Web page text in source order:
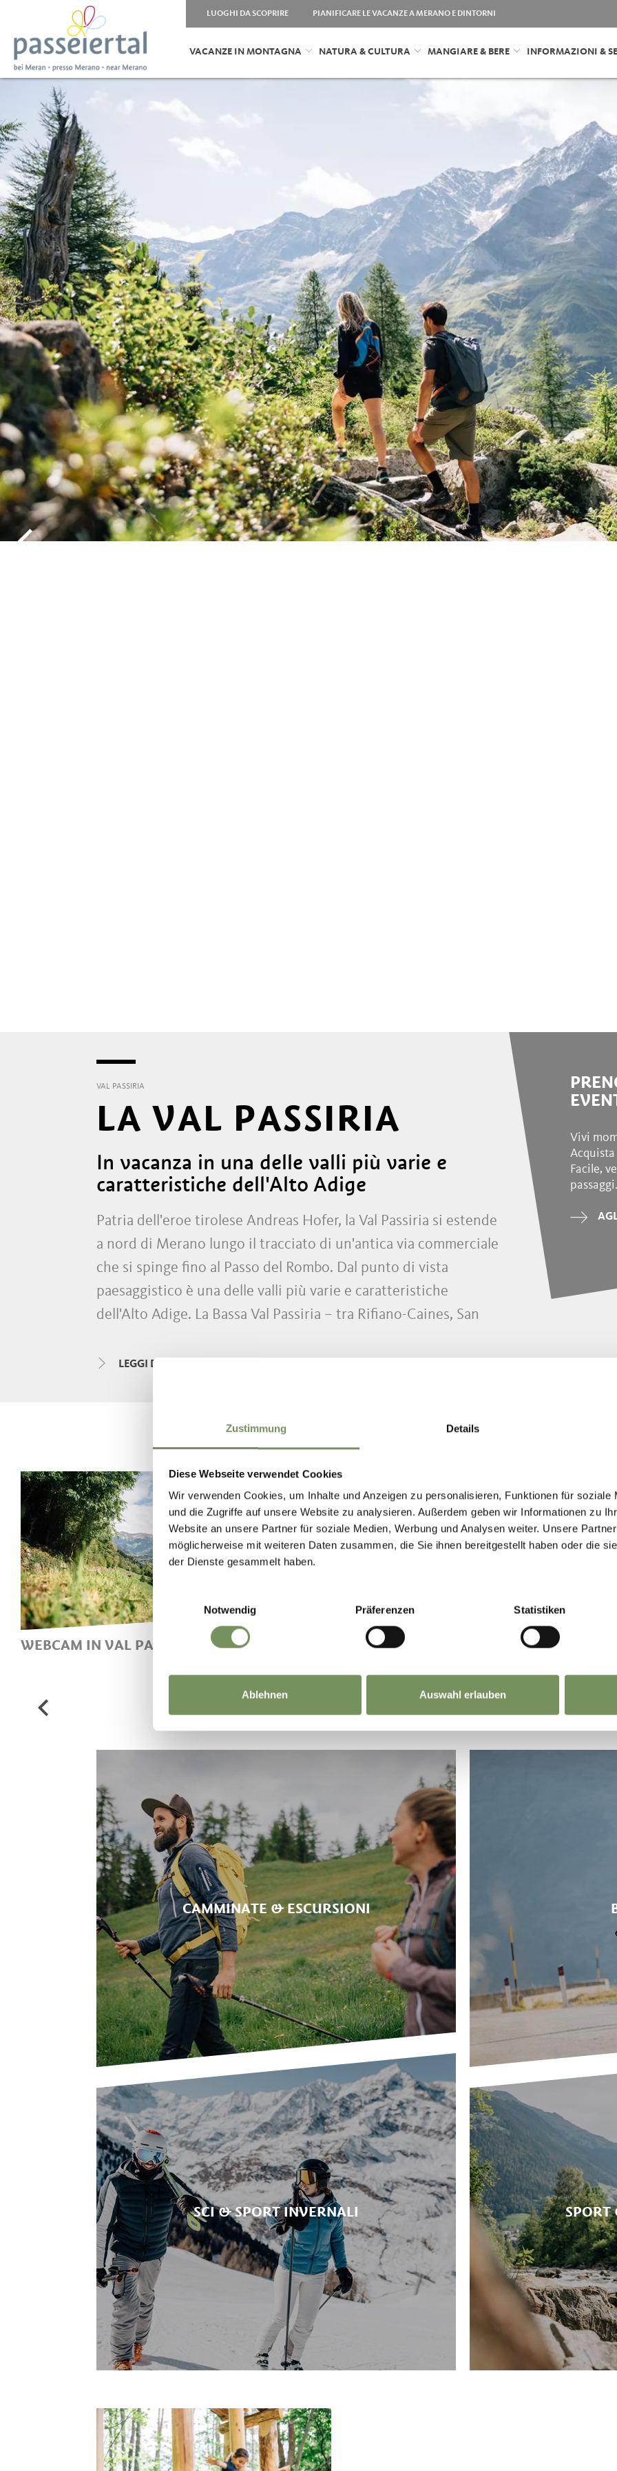
Zustimmung Details
Diese Webseite verwendet Cookies
Wir verwenden Cookies, um Inhalte und Anzeigen zu personalisieren, Funktionen für soziale
und die Zugriffe auf unsere Website zu analysieren. Außerdem geben wir Informationen zu
Website an unsere Partner für soziale Medien, Werbung und Analysen weiter. Unsere
möglicherweise mit weiteren Daten zusammen, die Sie ihnen bereitgestellt haben oder die
der Dienste gesammelt haben.
Einwilligungsauswahl
Notwendig
Präferenzen Statistiken
Ablehnen Auswahl erlauben
LUOGHI DA SCOPRIRE PIANIFICARE LE VACANZE A MERANO E DINTORNI
VACANZE IN MONTAGNA NATURA & CULTURA MANGIARE & BERE INFORMAZIONI &
VAL PASSIRIA
LA VAL PASSIRIA
In vacanza in una delle valli più varie e
caratteristiche dell'Alto Adige
Patria dell'eroe tirolese Andreas Hofer, la Val Passiria si estende
a nord di Merano lungo il tracciato di un'antica via commerciale
che si spinge fino al Passo del Rombo. Dal punto di vista
paesaggistico è una delle valli più varie e caratteristiche
dell'Alto Adige. La Bassa Val Passiria – tra Rifiano-Caines, San
turista con i propri spazi ampi, il paesaggio naturale dai tratti
consacrata alla mobilità dolce – incanta per il proprio paesaggio
posizione protetta a nord, i 300 giorni di sole all'anno e i
suggestivi contrasti climatici che caratterizzano la Val Passiria la
rendono una meta prediletta tra gli appassionati di sport, le
famiglie con bambini e i vacanzieri alla ricerca di pace e relax.
LEGGI DI PIÙ
Vivi
Facile,
passaggi.
PASSIRIA
WEBCAM IN VAL PASSIRIA
VOLONTÀ
SENTIERI IN VAL PASSIRIA
EVENTI IN
CAMMINATE & ESCURSIONI
SCI & SPORT INVERNALI SPORT